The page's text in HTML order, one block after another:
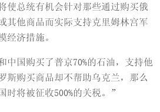
使总统有机会针对那些通过购买俄
其他商品而实际支持克里姆林宫军
经济措施。
国购买了普京70%的石油，支持他
斯购买商品却不帮助乌克兰，那么
时将被征收500%的关税。”